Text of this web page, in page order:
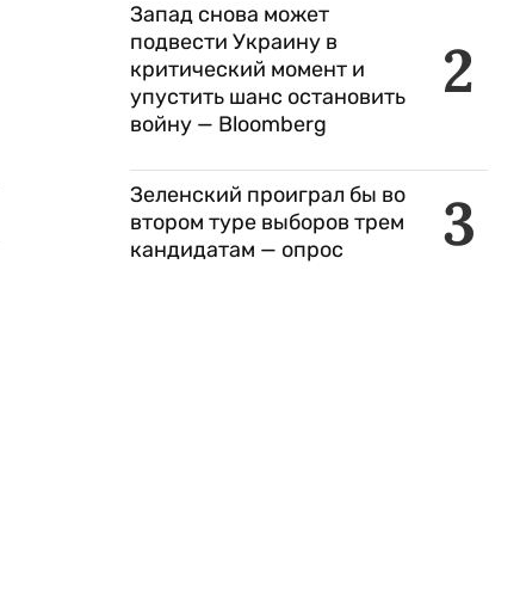
2
Запад снова может
подвести Украину в
критический момент и
упустить шанс остановить
войну — Bloomberg
3
Зеленский проиграл бы во
втором туре выборов трем
кандидатам — опрос